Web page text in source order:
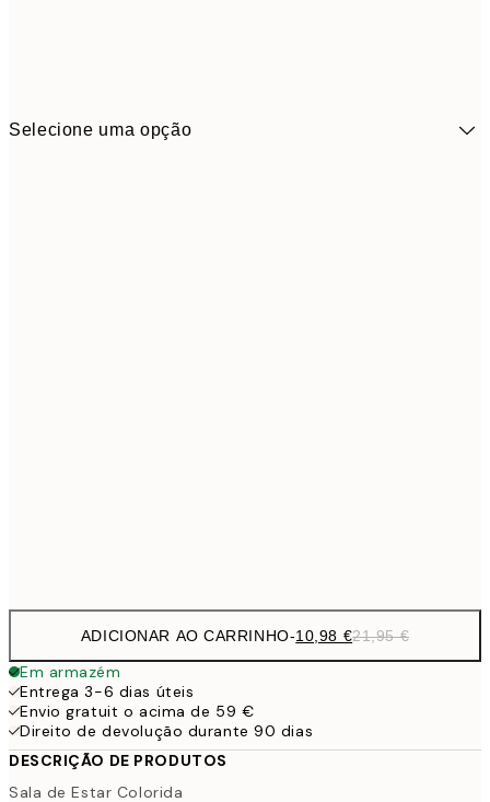
Selecione uma opção
ADICIONAR AO CARRINHO-10,98 €21,95 €
Em armazém
Entrega 3-6 dias úteis
Envio gratuit o acima de 59 €
Direito de devolução durante 90 dias
DESCRIÇÃO DE PRODUTOS
Sala de Estar Colorida